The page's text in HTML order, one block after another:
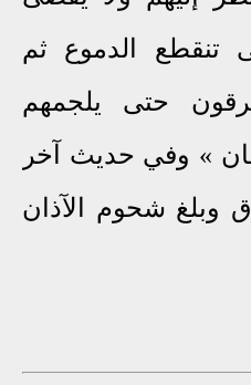
تنقطع الدموع ثم
حتى يلجمهم
« وفي حديث آخر
وبلغ شحوم الآذان